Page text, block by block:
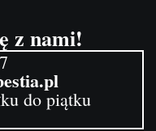
z nami!
do piątku